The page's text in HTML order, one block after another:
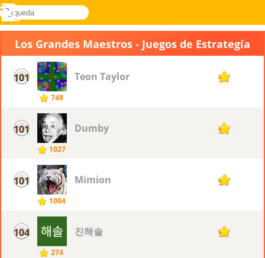
Novel
búsqueda
Acceder
Menú
Los Grandes Maestros - Juegos de Estrategía
101
748
Teon Taylor 94
101
1027
Dumby 94
101
1004
Mimion 94
104
274
진해솔 93